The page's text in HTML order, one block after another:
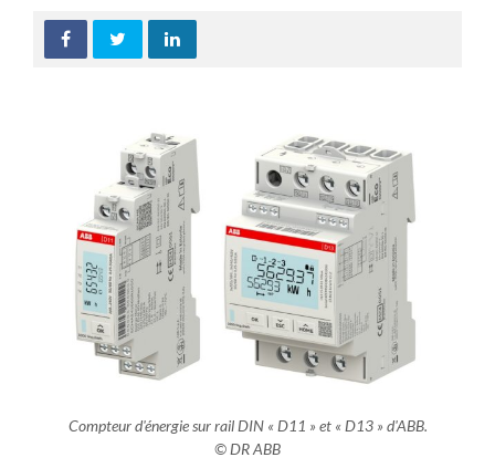
Compteur d'énergie sur rail DIN « D11 » et « D13 » d'ABB.
© DR ABB